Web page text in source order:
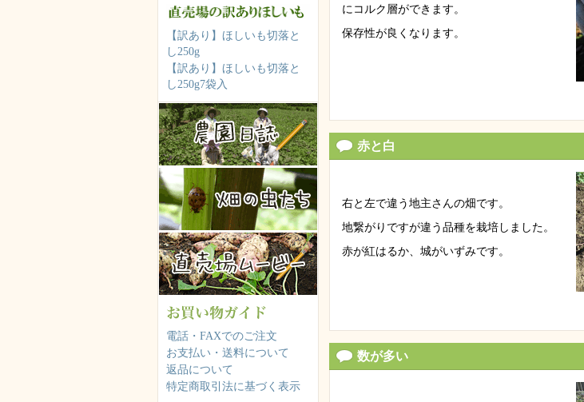
にコルク層ができます。
保存性が良くなります。
赤と白
右と左で違う地主さんの畑です。
地繋がりですが違う品種を栽培しました。
赤が紅はるか、城がいずみです。
数が多い
【訳あり】ほしいも切落と
し250g
【訳あり】ほしいも切落と
し250g7袋入
電話・FAXでのご注文
お支払い・送料について
返品について
特定商取引法に基づく表示